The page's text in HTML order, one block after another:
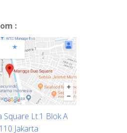
:
Square Lt.1 Blok A
Jakarta